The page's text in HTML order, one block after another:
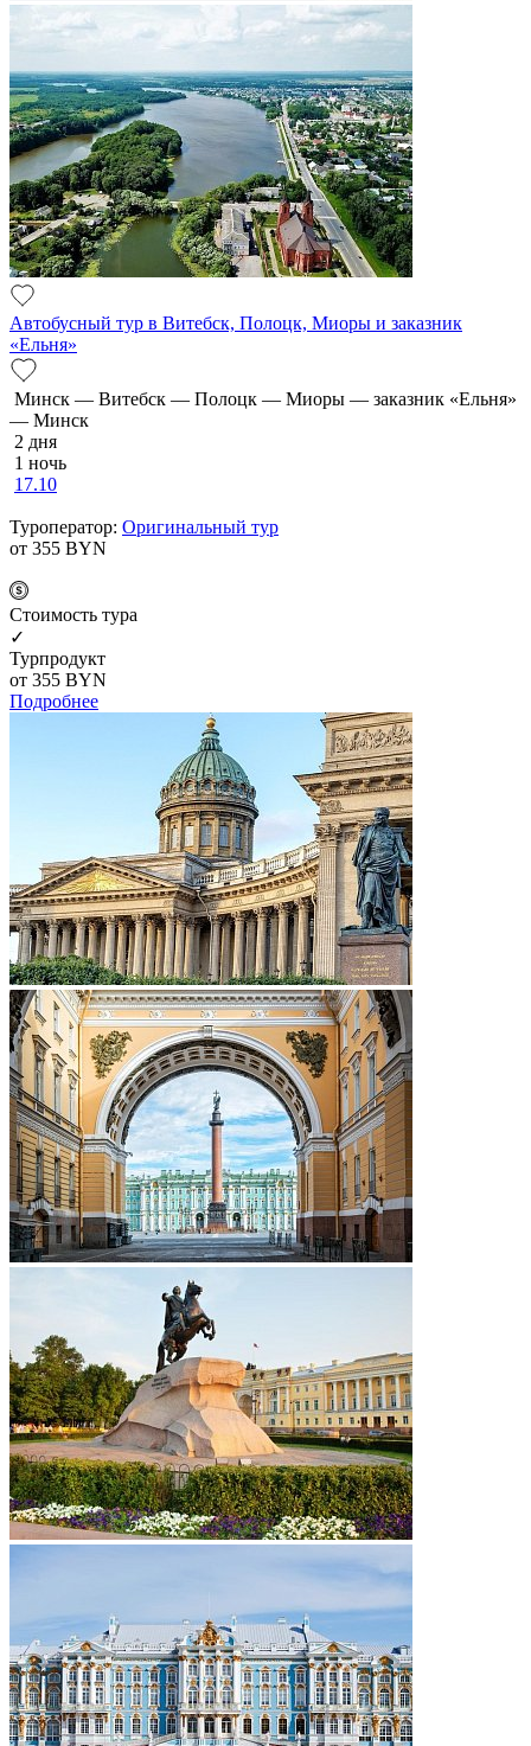
Автобусный тур в Витебск, Полоцк, Миоры и заказник
«Ельня»
Минск — Витебск — Полоцк — Миоры — заказник «Ельня»
— Минск
2 дня
1 ночь
17.10
Туроператор: Оригинальный тур
от 355 BYN
Cтоимость тура
✓
Турпродукт
от 355 BYN
Подробнее